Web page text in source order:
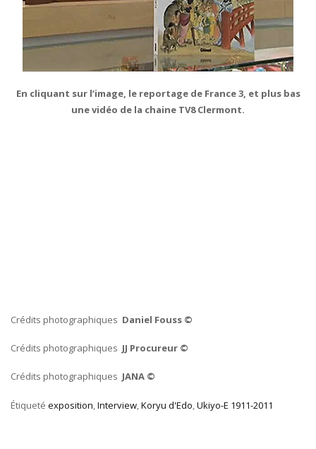
En cliquant sur l’image, le reportage de France 3, et plus bas
une vidéo de la chaine TV8 Clermont.
Crédits photographiques Daniel Fouss ©
Crédits photographiques JJ Procureur ©
Crédits photographiques JANA ©
Étiqueté exposition Interview Koryu d'Edo Ukiyo-E 1911-2011